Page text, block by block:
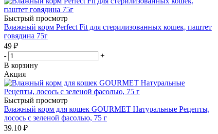
Быстрый просмотр
Влажный корм Perfect Fit для стерилизованных кошек, паштет
говядина 75г
49 ₽
-
+
В корзину
Акция
Быстрый просмотр
Влажный корм для кошек GOURMET Натуральные Рецепты,
лосось с зеленой фасолью, 75 г
39.10 ₽